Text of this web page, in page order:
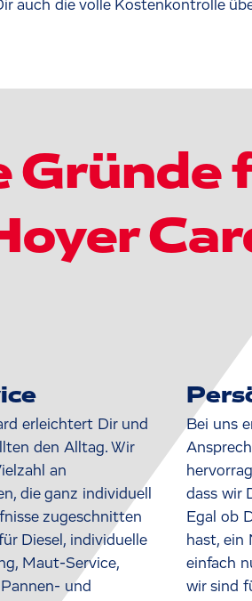
auch die volle Kostenkontrolle
Gründe
erleichtert Dir und
den Alltag. Wir
an
die ganz individuell
zugeschnitten
Diesel, individuelle
Maut-Service,
und
Bei uns
dass wir
Egal ob
hast, ein
einfach
wir sind